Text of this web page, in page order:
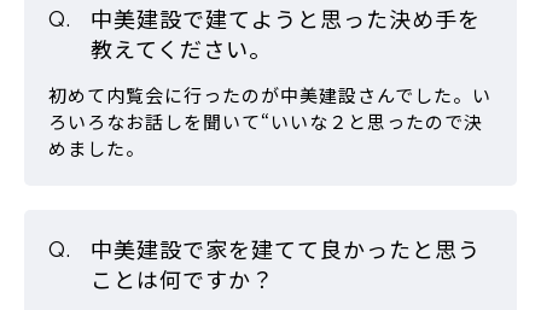
中美建設で建てようと思った決め手を
教えてください。
初めて内覧会に行ったのが中美建設さんでした。い
ろいろなお話しを聞いて“いいな２と思ったので決
めました。
中美建設で家を建てて良かったと思う
ことは何ですか？